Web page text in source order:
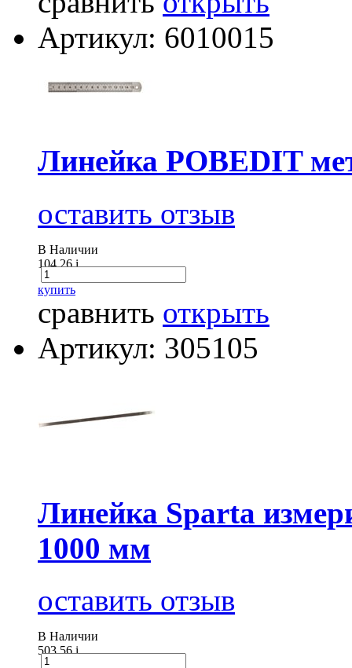
Артикул: 6010015
Линейка POBEDIT
оставить отзыв
В Наличии
104.26i
купить
сравнить открыть
Артикул: 305105
Линейка Sparta
1000 мм
оставить отзыв
В Наличии
503.56i